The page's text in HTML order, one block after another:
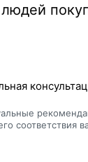
воды.
вам
струями на
получая
дни.
соответствия